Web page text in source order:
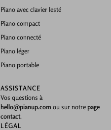
Piano avec clavier lesté
Piano compact
Piano connecté
Piano léger
Piano portable
ASSISTANCE
Vos questions à
hello@pianup.com ou sur notrepage
contact.
LÉGAL